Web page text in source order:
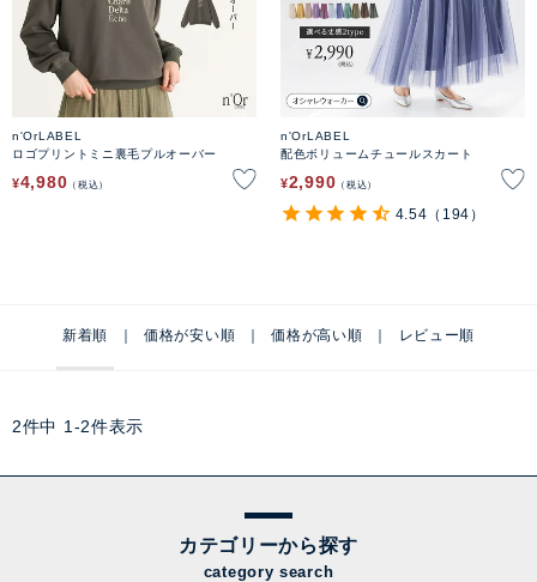
n'OrLABEL
ロゴプリントミニ裏毛プルオーバー
¥4,980 税込
n'OrLABEL
配色ボリュームチュールスカート
¥2,990 税込
4.54 （194）
新着順 価格が安い順 価格が高い順 レビュー順
2件中 1 -2件表示
カテゴリーから探す
category search